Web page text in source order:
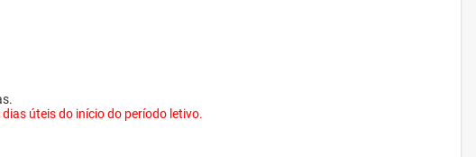
úteis do início do período letivo.